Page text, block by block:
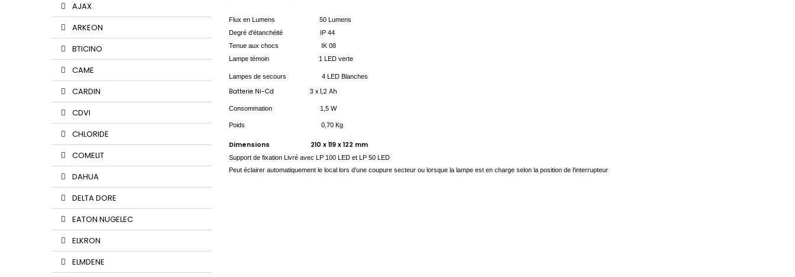
AJAX
ARKEON
BTICINO
CAME
CARDIN
CDVI
CHLORIDE
COMELIT
DAHUA
DELTA DORE
EATON NUGELEC
ELKRON
ELMDENE
Flux en Lumens 50 Lumens
Degré d'étanchéité IP 44
Tenue aux chocs IK 08
Lampe témoin 1 LED verte
Lampes de secours 4 LED Blanches
Batterie Ni-Cd 3 x 1,2 Ah
Consommation 1,5 W
Poids 0,70 Kg
Dimensions 210 x 119 x 122 mm
Support de fixation Livré avec LP 100 LED et LP 50 LED
Peut éclairer automatiquement le local lors d’une coupure secteur ou lorsque la lampe est en charge selon la position de l'interrupteur